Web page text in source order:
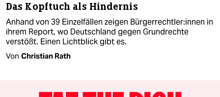
Das Kopftuch als Hindernis
Anhand von 39 Einzelfällen zeigen Bür­ger­recht­le­r:in­nen in
ihrem Report, wo Deutschland gegen Grundrechte
verstößt. Einen Lichtblick gibt es.
Von Christian Rath